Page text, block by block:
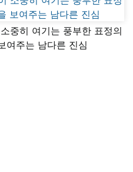
중히 여기는 풍부한 표정의
여주는 남다른 진심